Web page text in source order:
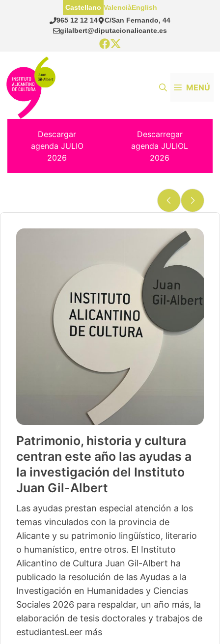
965 12 12 14
C/San Fernando, 44
gilalbert@diputacionalicante.es
Castellano ValenciàEnglish
MENÚ
Descargar
agenda JULIO
2026
Descarregar
agenda JULIOL
2026
Patrimonio, historia y cultura
centran este año las ayudas a
la investigación del Instituto
Juan Gil-Albert
Las ayudas prestan especial atención a los
temas vinculados con la provincia de
Alicante y su patrimonio lingüístico, literario
o humanístico, entre otros. El Instituto
Alicantino de Cultura Juan Gil-Albert ha
publicado la resolución de las Ayudas a la
Investigación en Humanidades y Ciencias
Sociales 2026 para respaldar, un año más, la
elaboración de tesis doctorales y trabajos de
estudiantesLeer más